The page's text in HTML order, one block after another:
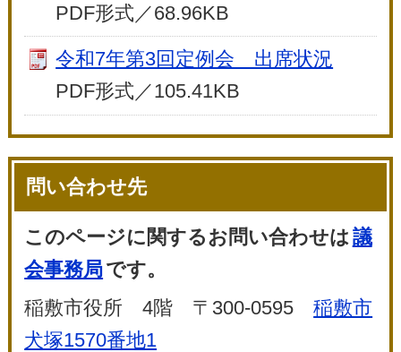
PDF形式／68.96KB
令和7年第3回定例会 出席状況
PDF形式／105.41KB
問い合わせ先
このページに関するお問い合わせは 議
会事務局です。
稲敷市役所 4階 〒300-0595稲敷市
犬塚1570番地1